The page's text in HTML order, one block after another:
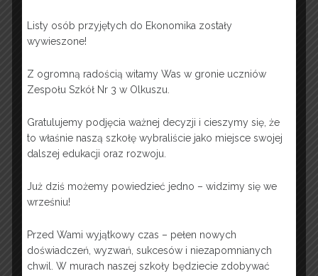
accumsan sapien. Aliquam erat
Donec ac neque malesuada,
lobortis erat in, sollicitudin nulla.
euismod ultricies nisl dapibus in.
Lorem ipsum dolor sit amet,
consectetur adipiscing elit. Donec
pulvinar porttitor velit. In maximus
Week 2
Listy osób przyjętych do Ekonomika zostały
wywieszone!
Z ogromną radością witamy Was w gronie uczniów
Zespołu Szkół Nr 3 w Olkuszu.
Gratulujemy podjęcia ważnej decyzji i cieszymy się, że
to właśnie naszą szkołę wybraliście jako miejsce swojej
dalszej edukacji oraz rozwoju.
Już dziś możemy powiedzieć jedno – widzimy się we
wrześniu!
Przed Wami wyjątkowy czas – pełen nowych
doświadczeń, wyzwań, sukcesów i niezapomnianych
chwil. W murach naszej szkoły będziecie zdobywać